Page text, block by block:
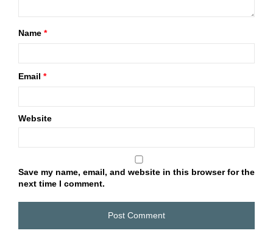
Name *
Email *
Website
Save my name, email, and website in this browser for the
next time I comment.